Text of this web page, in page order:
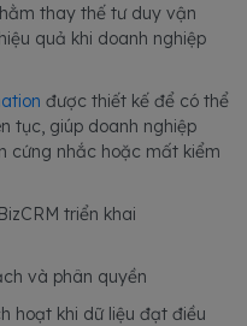
thay thế tư duy vận
quả khi doanh nghiệp
được thiết kế để có thể
tục, giúp doanh nghiệp
cứng nhắc hoặc mất kiểm
triển khai
và phân quyền
hoạt khi dữ liệu đạt điều